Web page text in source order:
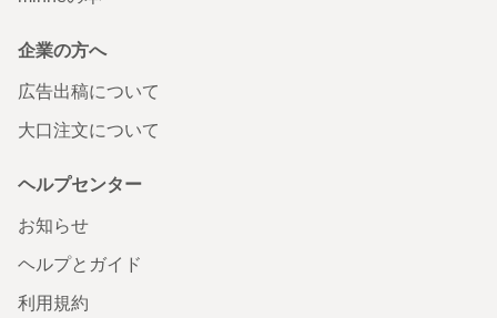
企業の方へ
広告出稿について
大口注文について
ヘルプセンター
お知らせ
ヘルプとガイド
利用規約